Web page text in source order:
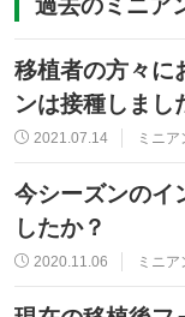
移植者の方々に
ンは接種しまし
2021.07.14 ミニア
今シーズンのイ
したか？
2020.11.06 ミニア